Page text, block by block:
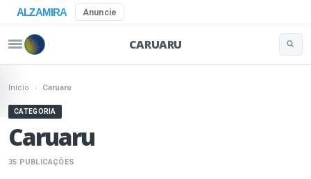
ALZAMIRA Anuncie
CARUARU
Início › Caruaru
CATEGORIA
Caruaru
35 PUBLICAÇÕES